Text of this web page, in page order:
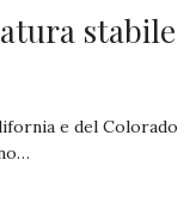
stabile
e del Colorado